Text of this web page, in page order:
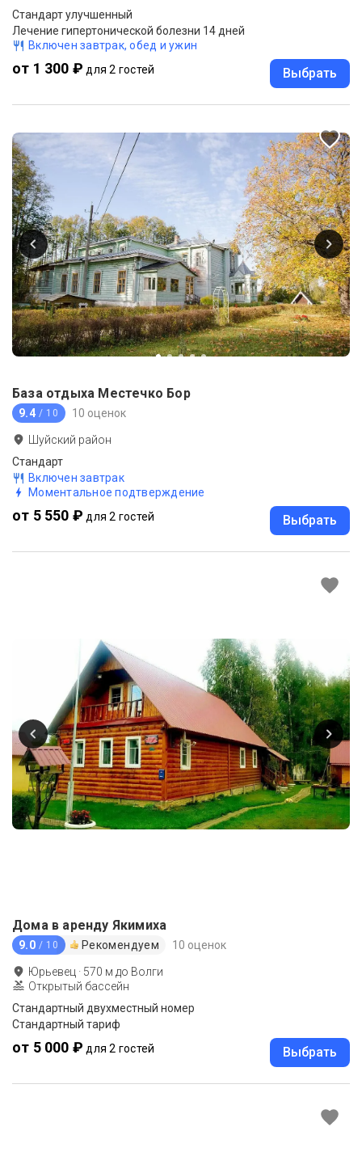
Стандарт улучшенный
Лечение гипертонической болезни 14 дней
Включен завтрак, обед и ужин
от 1 300 ₽ для 2 гостей Выбрать
База отдыха Местечко Бор
9.4 / 10 10 оценок
Шуйский район
Стандарт
Включен завтрак
Моментальное подтверждение
от 5 550 ₽ для 2 гостей Выбрать
Дома в аренду Якимиха
9.0 / 10 Рекомендуем 10 оценок
Юрьевец · 570 м до Волги
Открытый бассейн
Стандартный двухместный номер
Стандартный тариф
от 5 000 ₽ для 2 гостей Выбрать